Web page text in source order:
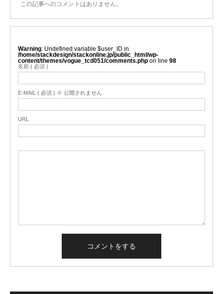
この記事へのコメントはありません。
Warning : Undefined variable $user_ID in
/home/stackdesign/stackonline.jp/public_html/wp-
content/themes/vogue_tcd051/comments.php on line 98
名前 ( 必須 )
E-MAIL ( 必須 ) ※ 公開されません
URL